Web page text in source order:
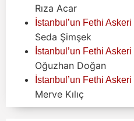
Rıza Acar
İstanbul’un Fethi Askeri
Seda Şimşek
İstanbul’un Fethi Askeri
Oğuzhan Doğan
İstanbul’un Fethi Askeri
Merve Kılıç